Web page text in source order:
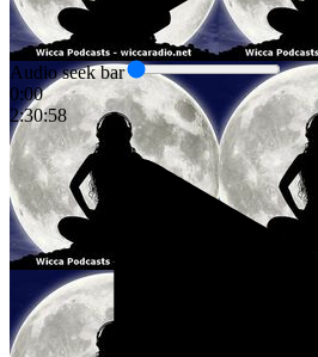
Audio seek bar
0:00
2:30:58